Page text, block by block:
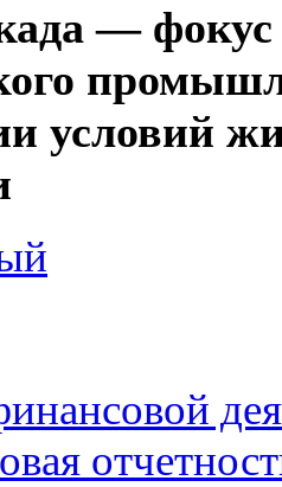
— фокус
условий